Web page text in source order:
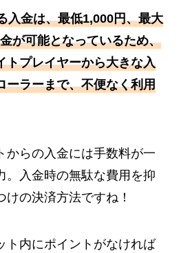
入金は、最低1,000円、最大
が可能となっているため、
トプレイヤーから大きな入
ーラーまで、不便なく利用
からの入金には手数料が一
。入金時の無駄な費用を抑
けの決済方法ですね！
ト内にポイントがなければ